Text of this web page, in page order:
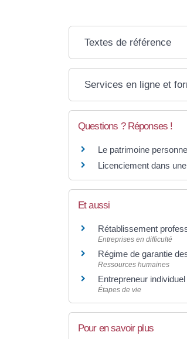
Textes de référence
Services en ligne et
Questions ? Réponses !
Le patrimoine
Licenciement dans
Et aussi
Rétablissement
Entreprises en difficulté
Régime de garantie
Ressources humaines
Entrepreneur
Étapes de vie
Pour en savoir plus